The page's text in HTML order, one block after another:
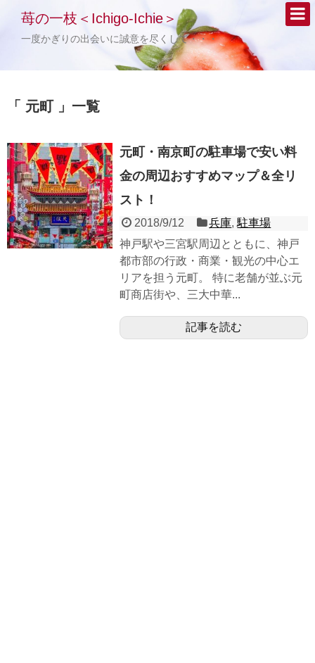
苺の一枝＜Ichigo-Ichie＞
一度かぎりの出会いに誠意を尽くして・・・
「 元町 」一覧
元町・南京町の駐車場で安い料
金の周辺おすすめマップ＆全リ
スト！
2018/9/12 兵庫,駐車場
神戸駅や三宮駅周辺とともに、神戸
都市部の行政・商業・観光の中心エ
リアを担う元町。 特に老舗が並ぶ元
町商店街や、三大中華...
記事を読む